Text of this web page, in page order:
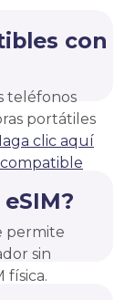
con
teléfonos
portátiles
clic aquí
compatible
permite
sin
física.